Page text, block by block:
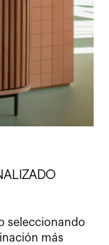
seleccionando
más